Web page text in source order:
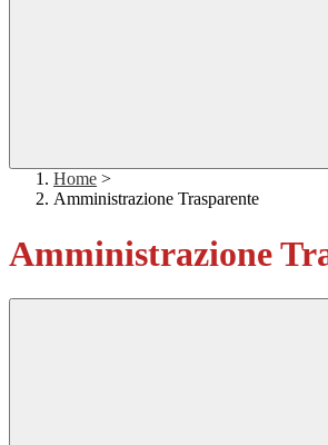
Home >
Amministrazione Trasparente
Amministrazione